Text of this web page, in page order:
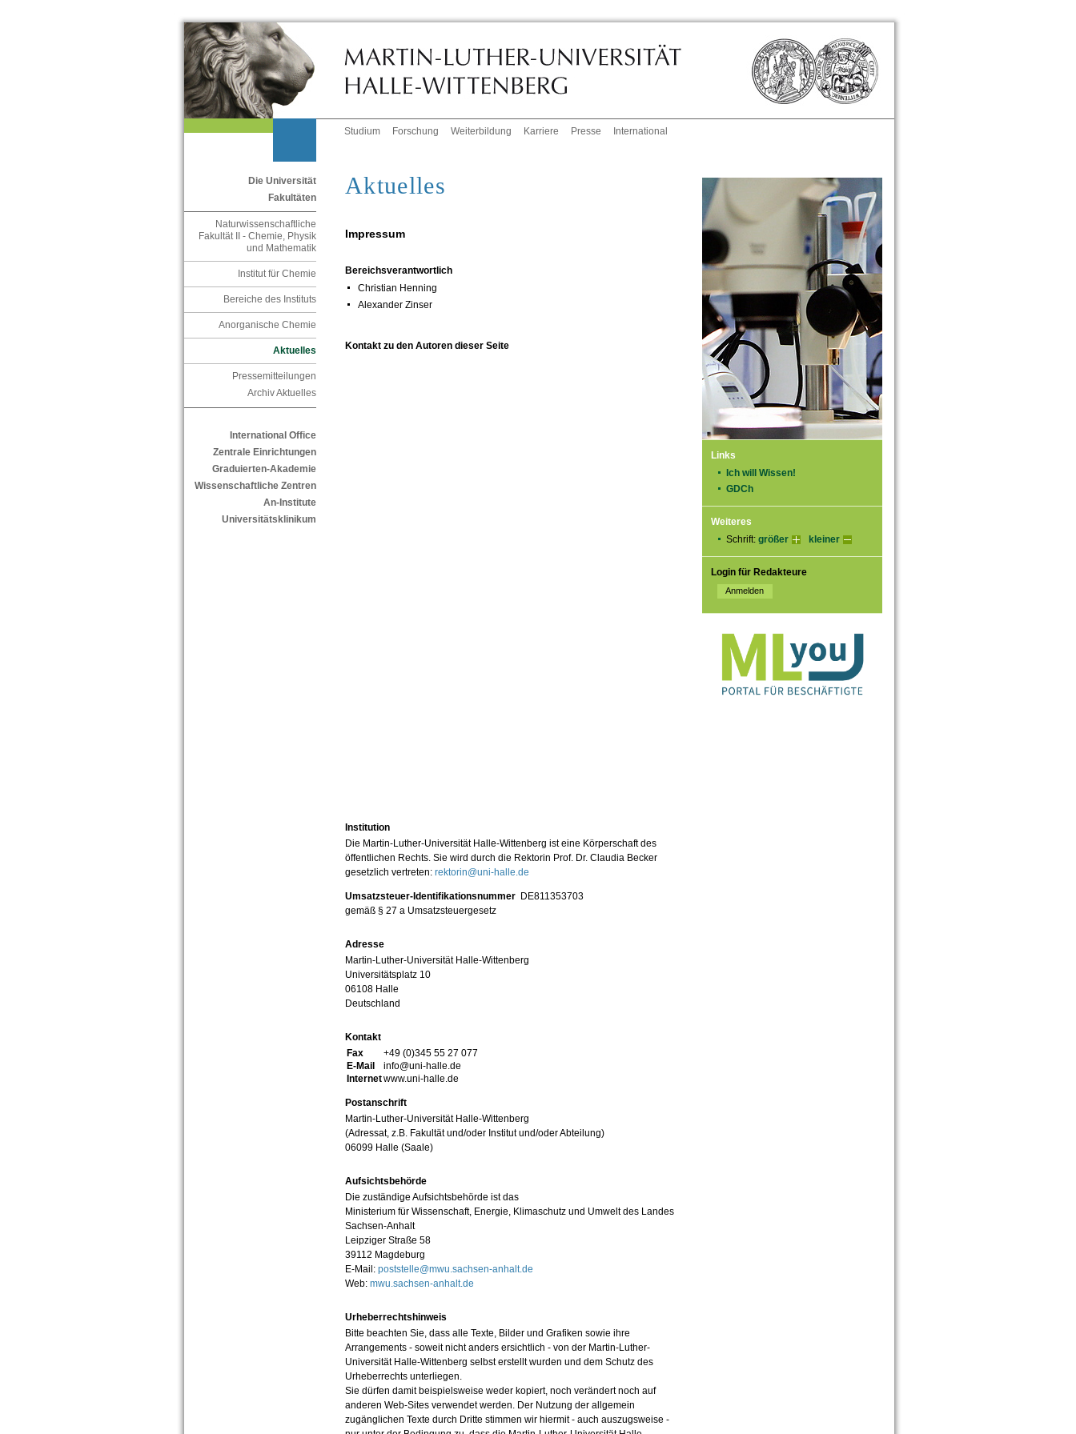
Studium Forschung Weiterbildung Karriere Presse International
Die Universität
Fakultäten
Naturwissenschaftliche
Fakultät II - Chemie, Physik
und Mathematik
Institut für Chemie
Bereiche des Instituts
Anorganische Chemie
Aktuelles
Pressemitteilungen
Archiv Aktuelles
International Office
Zentrale Einrichtungen
Graduierten-Akademie
Wissenschaftliche Zentren
An-Institute
Universitätsklinikum
Links
Ich will Wissen!
GDCh
Weiteres
Schrift: größer kleiner
Login für Redakteure
Aktuelles
Impressum
Bereichsverantwortlich
Christian Henning
Alexander Zinser
Kontakt zu den Autoren dieser Seite
Institution
Die Martin-Luther-Universität Halle-Wittenberg ist eine Körperschaft des
öffentlichen Rechts. Sie wird durch die Rektorin Prof. Dr. Claudia Becker
gesetzlich vertreten: rektorin@uni-halle.de
Umsatzsteuer-Identifikationsnummer DE811353703
gemäß § 27 a Umsatzsteuergesetz
Adresse
Martin-Luther-Universität Halle-Wittenberg
Universitätsplatz 10
06108 Halle
Deutschland
Kontakt
Fax
+49 (0)345 55 27 077
E-Mail
info@uni-halle.de
Internetwww.uni-halle.de
Postanschrift
Martin-Luther-Universität Halle-Wittenberg
(Adressat, z.B. Fakultät und/oder Institut und/oder Abteilung)
06099 Halle (Saale)
Aufsichtsbehörde
Die zuständige Aufsichtsbehörde ist das
Ministerium für Wissenschaft, Energie, Klimaschutz und Umwelt des Landes
Sachsen-Anhalt
Leipziger Straße 58
39112 Magdeburg
E-Mail: poststelle@mwu.sachsen-anhalt.de
Web: mwu.sachsen-anhalt.de
Urheberrechtshinweis
Bitte beachten Sie, dass alle Texte, Bilder und Grafiken sowie ihre
Arrangements - soweit nicht anders ersichtlich - von der Martin-Luther-
Universität Halle-Wittenberg selbst erstellt wurden und dem Schutz des
Urheberrechts unterliegen.
Sie dürfen damit beispielsweise weder kopiert, noch verändert noch auf
anderen Web-Sites verwendet werden. Der Nutzung der allgemein
zugänglichen Texte durch Dritte stimmen wir hiermit - auch auszugsweise -